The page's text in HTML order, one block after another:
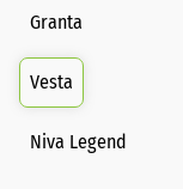
Granta
Vesta
Niva Legend